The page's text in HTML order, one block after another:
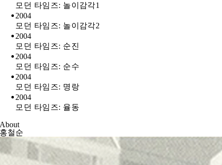
모던 타임즈: 놀이감각1
2004
모던 타임즈: 놀이감각2
2004
모던 타임즈: 순진
2004
모던 타임즈: 순수
2004
모던 타임즈: 명랑
2004
모던 타임즈: 율동
About
홍철순